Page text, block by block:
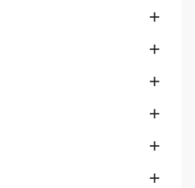





